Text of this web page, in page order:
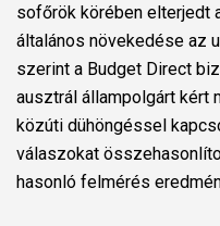
sofőrök körében elterjedt
általános növekedése az
szerint a Budget Direct
ausztrál állampolgárt kért
közúti dühöngéssel
válaszokat
hasonló felmérés